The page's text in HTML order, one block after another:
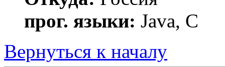
прог. языки: Java, C
Вернуться к началу